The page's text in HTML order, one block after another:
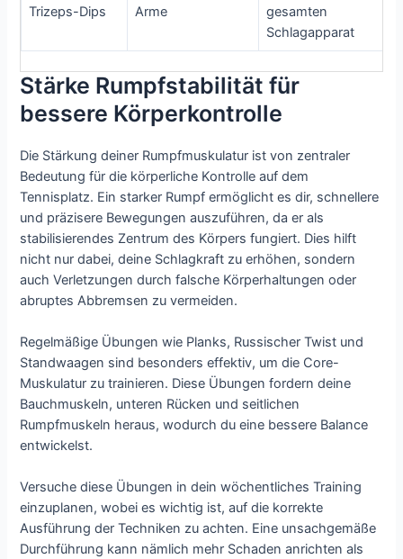
Trizeps-Dips Arme
gesamten
Schlagapparat
Stärke Rumpfstabilität für
bessere Körperkontrolle
Die Stärkung deiner Rumpfmuskulatur ist von zentraler
Bedeutung für die körperliche Kontrolle auf dem
Tennisplatz. Ein starker Rumpf ermöglicht es dir, schnellere
und präzisere Bewegungen auszuführen, da er als
stabilisierendes Zentrum des Körpers fungiert. Dies hilft
nicht nur dabei, deine Schlagkraft zu erhöhen, sondern
auch Verletzungen durch falsche Körperhaltungen oder
abruptes Abbremsen zu vermeiden.
Regelmäßige Übungen wie Planks, Russischer Twist und
Standwaagen sind besonders effektiv, um die Core-
Muskulatur zu trainieren. Diese Übungen fordern deine
Bauchmuskeln, unteren Rücken und seitlichen
Rumpfmuskeln heraus, wodurch du eine bessere Balance
entwickelst.
Versuche diese Übungen in dein wöchentliches Training
einzuplanen, wobei es wichtig ist, auf die korrekte
Ausführung der Techniken zu achten. Eine unsachgemäße
Durchführung kann nämlich mehr Schaden anrichten als